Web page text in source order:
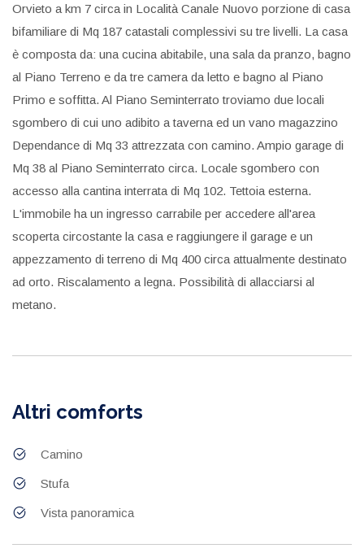
Orvieto a km 7 circa in Località Canale Nuovo porzione di casa
bifamiliare di Mq 187 catastali complessivi su tre livelli. La casa
è composta da: una cucina abitabile, una sala da pranzo, bagno
al Piano Terreno e da tre camera da letto e bagno al Piano
Primo e soffitta. Al Piano Seminterrato troviamo due locali
sgombero di cui uno adibito a taverna ed un vano magazzino
Dependance di Mq 33 attrezzata con camino. Ampio garage di
Mq 38 al Piano Seminterrato circa. Locale sgombero con
accesso alla cantina interrata di Mq 102. Tettoia esterna.
L'immobile ha un ingresso carrabile per accedere all'area
scoperta circostante la casa e raggiungere il garage e un
appezzamento di terreno di Mq 400 circa attualmente destinato
ad orto. Riscalamento a legna. Possibilità di allacciarsi al
metano.
Altri comforts
Camino
Stufa
Vista panoramica